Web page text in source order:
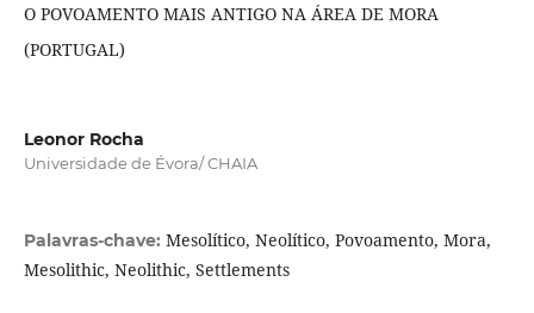
O POVOAMENTO MAIS ANTIGO NA ÁREA DE MORA
(PORTUGAL)
Leonor Rocha
Universidade de Évora/ CHAIA
Palavras-chave: Mesolítico, Neolítico, Povoamento, Mora,
Mesolithic, Neolithic, Settlements